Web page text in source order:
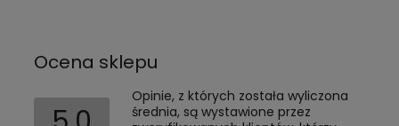
Ocena sklepu
Opinie, z których została wyliczona
średnia, są wystawione przez